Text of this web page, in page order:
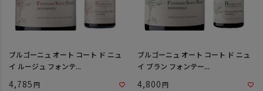
ブルゴーニュ オート コート ド ニュ
イ ルージュ フォンテ...
4,785
ブルゴーニュ オート コート ド ニュ
イ ブラン フォンテー...
4,800